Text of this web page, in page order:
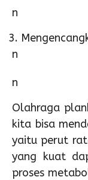
n
n
n
Olahraga
kita bisa
yaitu perut
yang kuat
proses